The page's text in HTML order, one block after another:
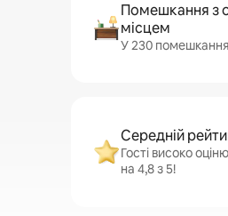
Помешкання з
місцем
У 230
Середній
Гості високо
на 4,8 з 5!